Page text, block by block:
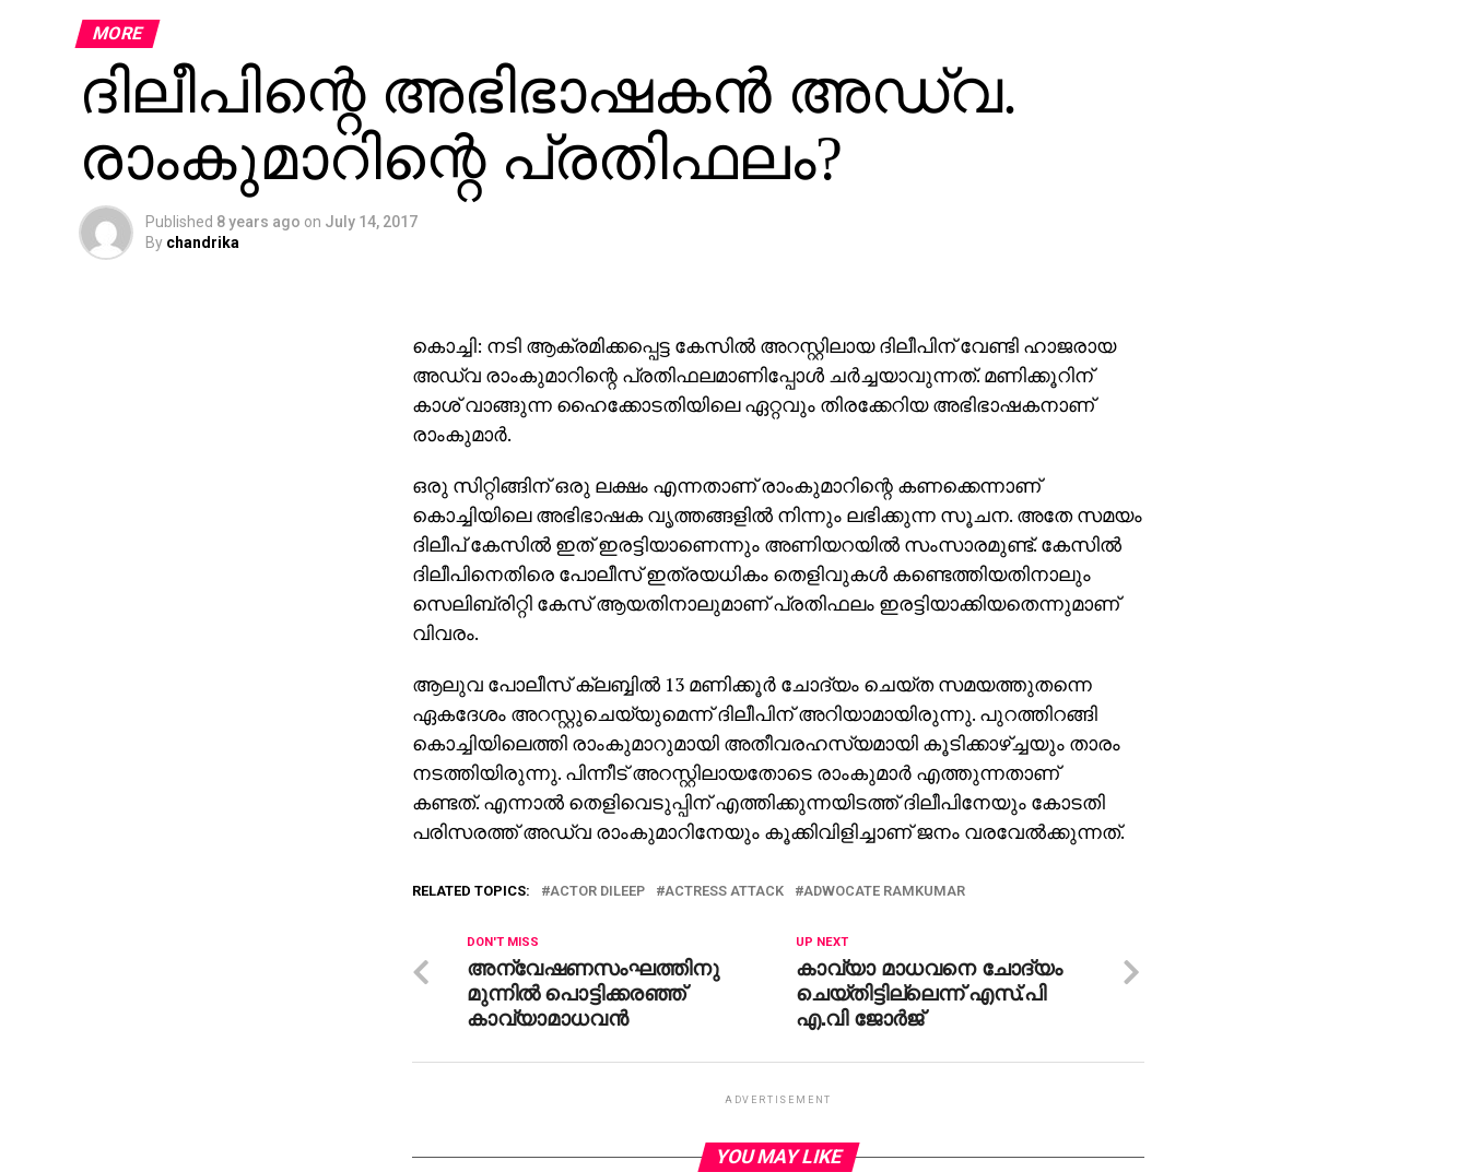
MORE
ദിലീപിന്റെ അഭിഭാഷകന്‍ അഡ്വ.
രാംകുമാറിന്റെ പ്രതിഫലം?
Published 8 years ago on July 14, 2017
By chandrika
കൊച്ചി: നടി ആക്രമിക്കപ്പെട്ട കേസില്‍ അറസ്റ്റിലായ ദിലീപിന് വേണ്ടി ഹാജരായ
അഡ്വ രാംകുമാറിന്റെ പ്രതിഫലമാണിപ്പോള്‍ ചര്‍ച്ചയാവുന്നത്. മണിക്കൂറിന്
കാശ് വാങ്ങുന്ന ഹൈക്കോടതിയിലെ ഏറ്റവും തിരക്കേറിയ അഭിഭാഷകനാണ്
രാംകുമാര്‍.
ഒരു സിറ്റിങ്ങിന് ഒരു ലക്ഷം എന്നതാണ് രാംകുമാറിന്റെ കണക്കെന്നാണ്
കൊച്ചിയിലെ അഭിഭാഷക വൃത്തങ്ങളില്‍ നിന്നും ലഭിക്കുന്ന സൂചന. അതേ സമയം
ദിലീപ് കേസില്‍ ഇത് ഇരട്ടിയാണെന്നും അണിയറയില്‍ സംസാരമുണ്ട്. കേസില്‍
ദിലീപിനെതിരെ പോലീസ് ഇത്രയധികം തെളിവുകള്‍ കണ്ടെത്തിയതിനാലും
സെലിബ്രിറ്റി കേസ് ആയതിനാലുമാണ് പ്രതിഫലം ഇരട്ടിയാക്കിയതെന്നുമാണ്
വിവരം.
ആലുവ പോലീസ് ക്ലബ്ബില്‍ 13 മണിക്കൂര്‍ ചോദ്യം ചെയ്ത സമയത്തുതന്നെ
ഏകദേശം അറസ്റ്റുചെയ്യുമെന്ന് ദിലീപിന് അറിയാമായിരുന്നു. പുറത്തിറങ്ങി
കൊച്ചിയിലെത്തി രാംകുമാറുമായി അതീവരഹസ്യമായി കൂടിക്കാഴ്ച്ചയും താരം
നടത്തിയിരുന്നു. പിന്നീട് അറസ്റ്റിലായതോടെ രാംകുമാര്‍ എത്തുന്നതാണ്
കണ്ടത്. എന്നാല്‍ തെളിവെടുപ്പിന് എത്തിക്കുന്നയിടത്ത് ദിലീപിനേയും കോടതി
പരിസരത്ത് അഡ്വ രാംകുമാറിനേയും കൂക്കിവിളിച്ചാണ് ജനം വരവേല്‍ക്കുന്നത്.
RELATED TOPICS: ACTOR DILEEP ACTRESS ATTACK ADWOCATE RAMKUMAR
UP NEXT
കാവ്യാ മാധവനെ ചോദ്യം
ചെയ്തിട്ടില്ലെന്ന് എസ്.പി
എ.വി ജോര്‍ജ്
DON'T MISS
അന്വേഷണസംഘത്തിനു
മുന്നില്‍ പൊട്ടിക്കരഞ്ഞ്
കാവ്യാമാധവന്‍
ADVERTISEMENT
YOU MAY LIKE